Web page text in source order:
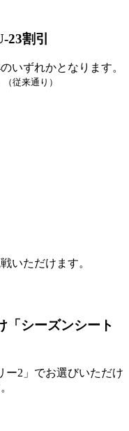
割引
いずれかとなります。
従来通り）
いただけます。
「シーズンシート
ー2」でお選びいただけ